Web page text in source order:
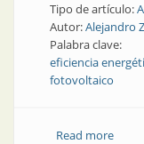
Tipo de artículo:
Autor:Alejandro
Palabra clave:
eficiencia
fotovoltaico
Read more